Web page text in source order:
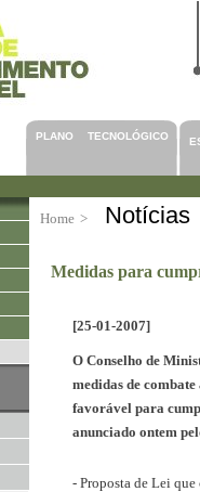
PLANO TECNOLÓGICO
Home > Notícias
Medidas para
[25-01-2007]
O Conselho de
medidas de
favorável para
anunciado ontem
- Proposta de Lei